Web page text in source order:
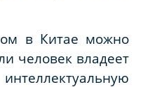
в Китае можно
человек владеет